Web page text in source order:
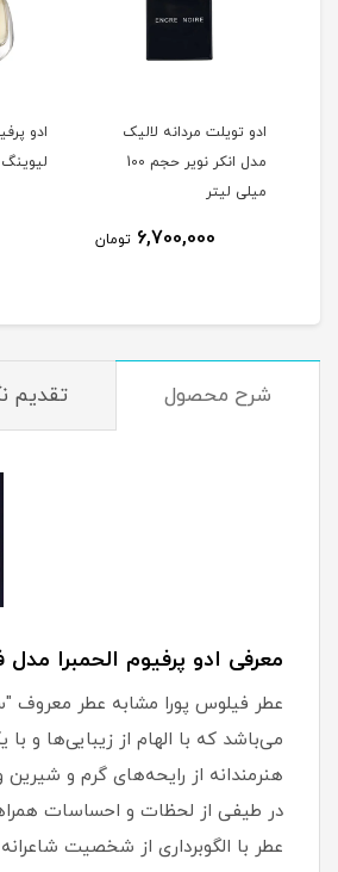
ادو تویلت مردانه لالیک
مدل انکر نویر حجم 100
میلی لیتر
6,700,000 تومان
ادو
لیوینگ
شرح محصول تقدیم
معرفی ادو پرفیوم الحمبرا
عطر فیلوس پورا مشابه عطر معروف
می‌باشد که با الهام از زیبایی‌ها و
هنرمندانه از رایحه‌های گرم و شیرین
در طیفی از لحظات و احساسات
عطر با الگوبرداری از شخصیت